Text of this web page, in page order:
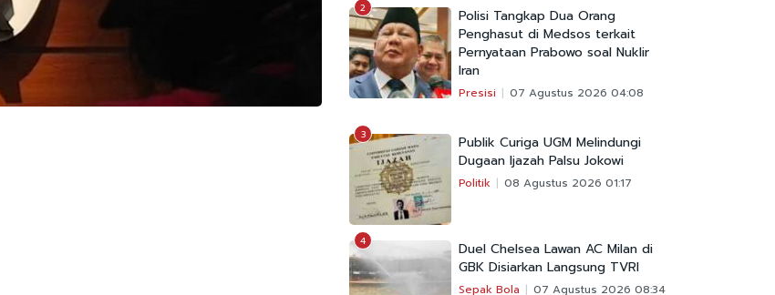
2
Polisi Tangkap Dua Orang
Penghasut di Medsos terkait
Pernyataan Prabowo soal Nuklir
Iran
Presisi 07 Agustus 2026 04:08
3
Publik Curiga UGM Melindungi
Dugaan Ijazah Palsu Jokowi
Politik 08 Agustus 2026 01:17
4
Duel Chelsea Lawan AC Milan di
GBK Disiarkan Langsung TVRI
Sepak Bola 07 Agustus 2026 08:34